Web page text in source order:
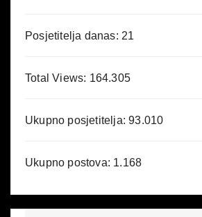
Posjetitelja danas: 21
Total Views: 164.305
Ukupno posjetitelja:93.010
Ukupno postova: 1.168